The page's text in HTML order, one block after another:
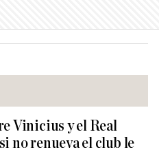
Vinicius y el Real
no renueva el club le